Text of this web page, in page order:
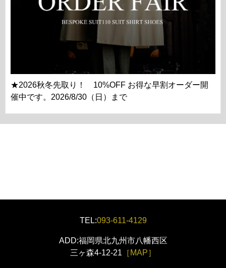
★2026秋冬先取り！ 10%OFF お得な早割オーダー開
催中です。2026/8/30（日）まで
TEL:093-611-4129
ADD:福岡県北九州市八幡西区
三ヶ森4-12-21 ［MAP］